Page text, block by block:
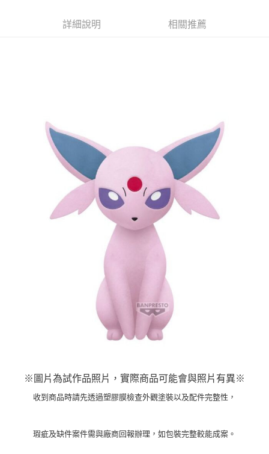
法說明評估內容。
買賣價金債權讓與本公司後，依約使用本公司帳單繳交帳款。
2.基於同意付款使用「大哥付你分期」之契約關係目的，商店將以您的個人
資料（包含姓名、電話或地址）提供予台灣大哥大進項蒐集、處理及利用，
由本公司與您本人進行分期帳單所需資料之確認、核對及更正。
3.完整用戶服務條款，請詳閱以下連結：
https://oppay.tw/userRule
預購-付款後全家取貨(舊)
每筆NT$90，滿NT$3,000(含以上)免運費
預購-宅配(舊)
每筆NT$120，滿NT$3,000(含以上)免運費
預購-宅配(離島)(舊)
每筆NT$160，滿NT$3,000(含以上)免運費
東海門市自取，需自備購物袋取貨唷。
詳細說明 相關推薦
※圖片為試作品照片，實際商品可能會與照片有異※
收到商品時請先透過塑膠膜檢查外觀塗裝以及配件完整性，
瑕疵及缺件案件需與廠商回報辦理，如包裝完整較能成案。